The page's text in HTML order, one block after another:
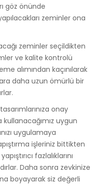
göz önünde
zeminler ona
zeminler seçildikten
ve kalite kontrolü
alımından kaçınılarak
daha uzun ömürlü bir
onay
kullanacağımız uygun
uygulamaya
işleriniz bittikten
fazlalıklarını
Daha sonra zevkinize
boyayarak siz değerli